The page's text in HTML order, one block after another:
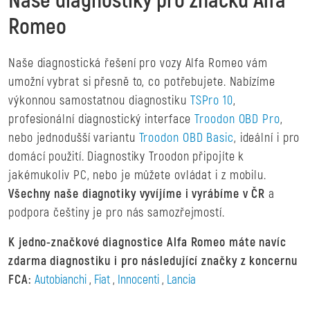
Romeo
Naše diagnostická řešení pro vozy Alfa Romeo vám
umožní vybrat si přesně to, co potřebujete. Nabízíme
výkonnou samostatnou diagnostiku TSPro 10,
profesionální diagnostický interfaceTroodon OBD Pro,
nebo jednodušší variantu Troodon OBD Basic, ideální i pro
domácí použití. Diagnostiky Troodon připojíte k
jakémukoliv PC, nebo je můžete ovládat i z mobilu.
Všechny naše diagnotiky vyvíjíme i vyrábíme v ČR a
podpora češtiny je pro nás samozřejmostí.
K jedno-značkové diagnostice Alfa Romeo máte navíc
zdarma diagnostiku i pro následující značky z koncernu
FCA: Autobianchi , Fiat , Innocenti , Lancia